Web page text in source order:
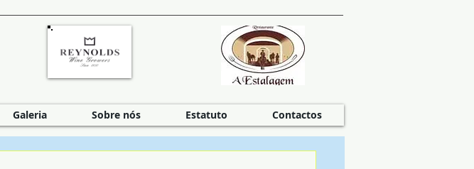
Galeria Sobre nós Estatuto Contactos